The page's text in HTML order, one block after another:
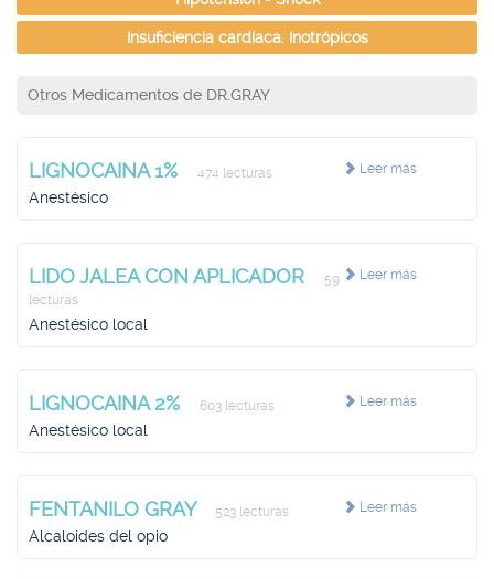
Insuficiencia cardíaca. Inotrópicos
Otros Medicamentos de DR.GRAY
Leer más
LIGNOCAINA 1% 474 lecturas
Anestésico
Leer más
LIDO JALEA CON APLICADOR
59
lecturas
Anestésico local
Leer más
LIGNOCAINA 2% 603 lecturas
Anestésico local
Leer más
FENTANILO GRAY 523 lecturas
Alcaloides del opio